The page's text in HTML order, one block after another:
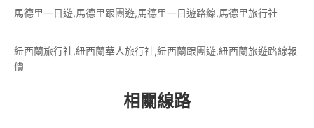
馬德里一日遊,馬德里跟團遊,馬德里一日遊路線,馬德里旅行社
紐西蘭旅行社,紐西蘭華人旅行社,紐西蘭跟團遊,紐西蘭旅遊路線報
價
相關線路